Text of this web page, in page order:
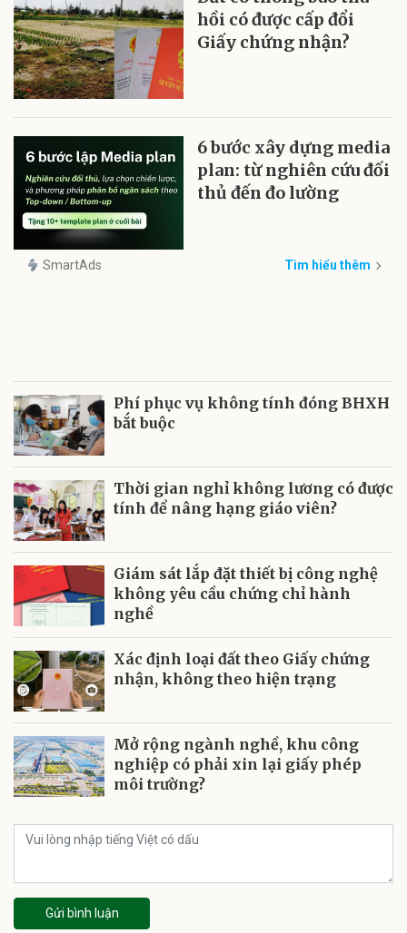
hồi có được cấp đổi
Giấy chứng nhận?
6 bước xây dựng media
plan: từ nghiên cứu đối
thủ đến đo lường
SmartAds Tìm hiểu thêm
Phí phục vụ không tính đóng BHXH
bắt buộc
Thời gian nghỉ không lương có được
tính để nâng hạng giáo viên?
Giám sát lắp đặt thiết bị công nghệ
không yêu cầu chứng chỉ hành
nghề
Xác định loại đất theo Giấy chứng
nhận, không theo hiện trạng
Mở rộng ngành nghề, khu công
nghiệp có phải xin lại giấy phép
môi trường?
Gửi bình luận